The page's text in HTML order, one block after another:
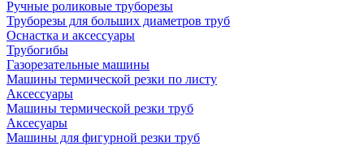
Ручные роликовые труборезы
Труборезы для больших диаметров труб
Оснастка и аксессуары
Трубогибы
Газорезательные машины
Машины термической резки по листу
Аксессуары
Машины термической резки труб
Аксесуары
Машины для фигурной резки труб